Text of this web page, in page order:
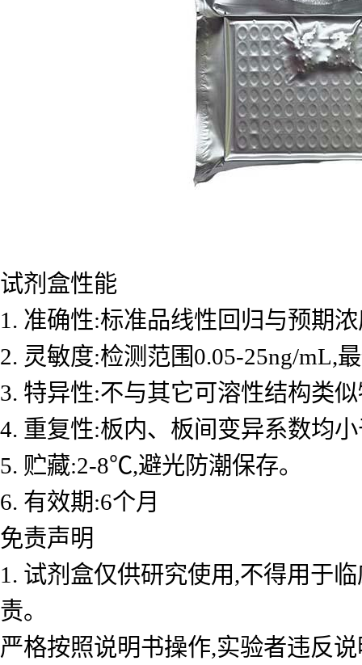
试剂盒性能
1. 准确性:标准品线性回归与预期
2. 灵敏度:检测范围0.05-25ng/mL,
3. 特异性:不与其它可溶性结构类
4. 重复性:板内、板间变异系数均
5. 贮藏:2-8℃,避光防潮保存。
6. 有效期:6个月
免责声明
1. 试剂盒仅供研究使用,不得用于
责。
严格按照说明书操作,实验者违反